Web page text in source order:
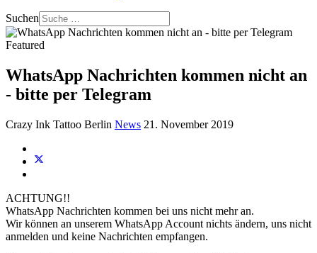
Suchen
Featured
WhatsApp Nachrichten kommen nicht an
- bitte per Telegram
Crazy Ink Tattoo Berlin News 21. November 2019
ACHTUNG!!
WhatsApp Nachrichten kommen bei uns nicht mehr an.
Wir können an unserem WhatsApp Account nichts ändern, uns nicht
anmelden und keine Nachrichten empfangen.